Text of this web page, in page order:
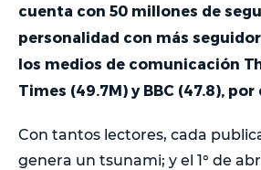
cuenta con 50 millones de
personalidad con más
los medios de comunicación
Times (49.7M) y BBC (47.8),
Con tantos lectores, cada
genera un tsunami; y el 1° de